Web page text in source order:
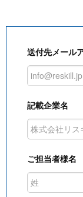
送付先メール
記載企業名
ご担当者様名